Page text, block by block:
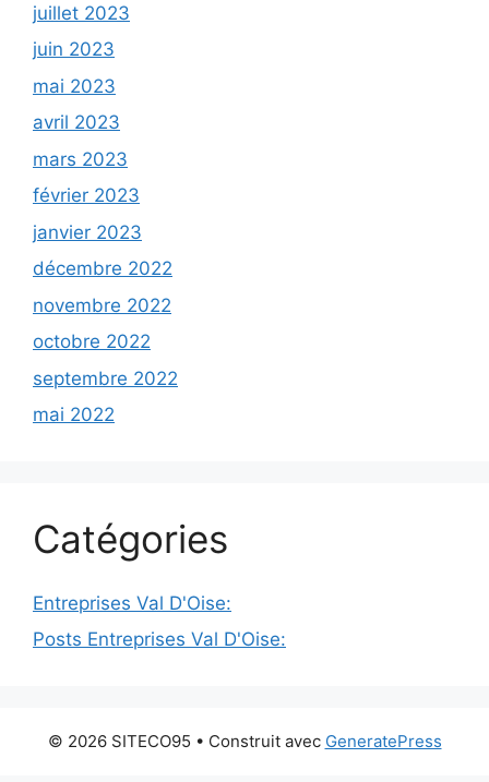
juillet 2023
juin 2023
mai 2023
avril 2023
mars 2023
février 2023
janvier 2023
décembre 2022
novembre 2022
octobre 2022
septembre 2022
mai 2022
Catégories
Entreprises Val D'Oise:
Posts Entreprises Val D'Oise:
© 2026 SITECO95 • Construit avec GeneratePress